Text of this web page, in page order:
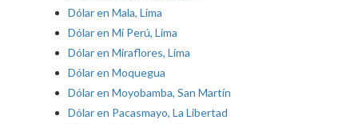
Dólar en Mala, Lima
Dólar en Mi Perú, Lima
Dólar en Miraflores, Lima
Dólar en Moquegua
Dólar en Moyobamba, San Martín
Dólar en Pacasmayo, La Libertad